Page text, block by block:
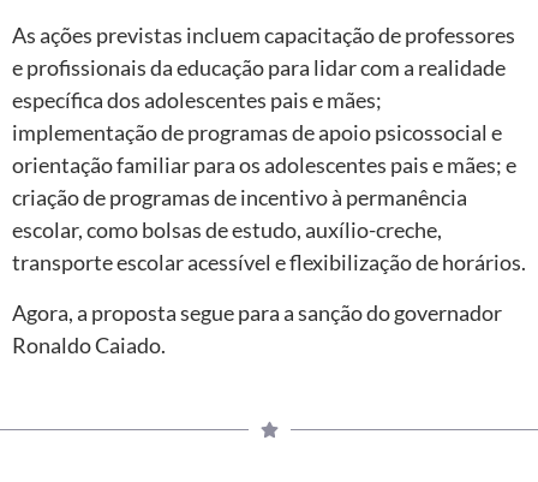
As ações previstas incluem capacitação de professores
e profissionais da educação para lidar com a realidade
específica dos adolescentes pais e mães;
implementação de programas de apoio psicossocial e
orientação familiar para os adolescentes pais e mães; e
criação de programas de incentivo à permanência
escolar, como bolsas de estudo, auxílio-creche,
transporte escolar acessível e flexibilização de horários.
Agora, a proposta segue para a sanção do governador
Ronaldo Caiado.